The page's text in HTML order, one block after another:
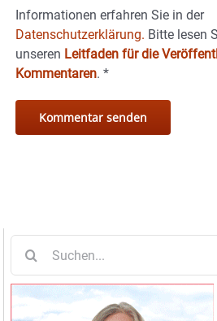
Informationen erfahren Sie in der
Datenschutzerklärung. Bitte lesen
unseren Leitfaden für die
Kommentaren. *
nach: